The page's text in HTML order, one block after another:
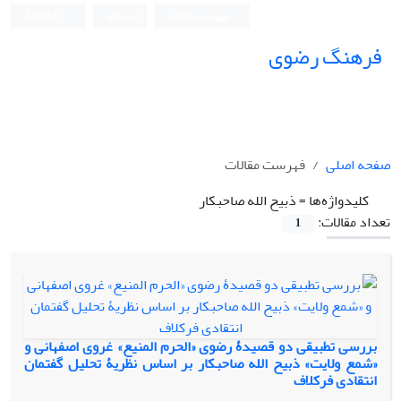
فرهنگ رضوی
صفحه اصلی
فهرست مقالات
کلیدواژه‌ها =ذبیح الله صاحبکار
تعداد مقالات:
1
بررسی تطبیقی دو قصیدۀ رضوی «الحرم المنیع» غروی اصفهانی و
«شمع ولایت» ذبیح الله صاحبکار بر اساس نظریۀ تحلیل گفتمان
انتقادی فرکلاف